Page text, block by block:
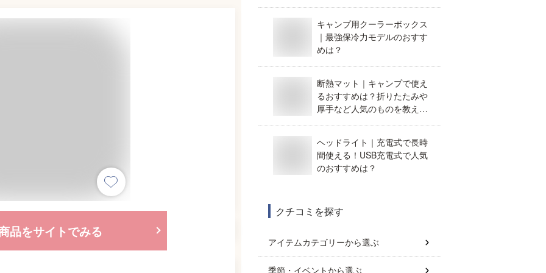
品をサイトでみる
キャンプ用クーラーボックス
｜最強保冷力モデルのおすす
めは？
断熱マット｜キャンプで使え
るおすすめは？折りたたみや
厚手など人気のものを教え
ヘッドライト｜充電式で長時
間使える！USB充電式で人気
のおすすめは？
クチコミを探す
アイテムカテゴリーから選ぶ
季節・イベントから選ぶ